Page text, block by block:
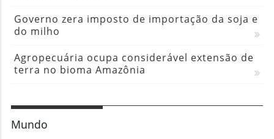
Governo zera imposto de importação da soja e
do milho
Agropecuária ocupa considerável extensão de
terra no bioma Amazônia
Mundo